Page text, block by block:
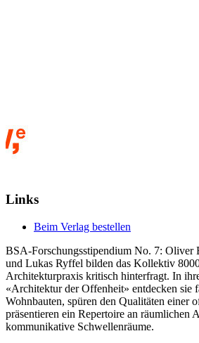
Links
Beim Verlag bestellen
BSA-Forschungsstipendium No. 7: Oliver
und Lukas Ryffel bilden das Kollektiv
Architekturpraxis kritisch hinterfragt. In
«Architektur der Offenheit» entdecken sie
Wohnbauten, spüren den Qualitäten einer
präsentieren ein Repertoire an räumlichen
kommunikative Schwellenräume.